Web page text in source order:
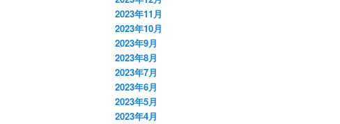
2023年11月
2023年10月
2023年9月
2023年8月
2023年7月
2023年6月
2023年5月
2023年4月